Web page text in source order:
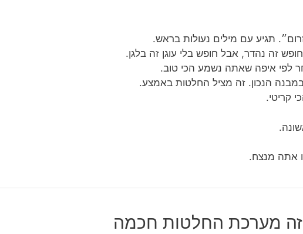
תגיע עם מילים נעולות בראש.
זה נהדר, אבל חופש בלי עוגן זה בלגן.
לפי איפה שאתה נשמע הכי טוב.
הנכון. זה מציל החלטות באמצע.
קריטי.
אתה מנצח.
מערכת החלטות חכמה